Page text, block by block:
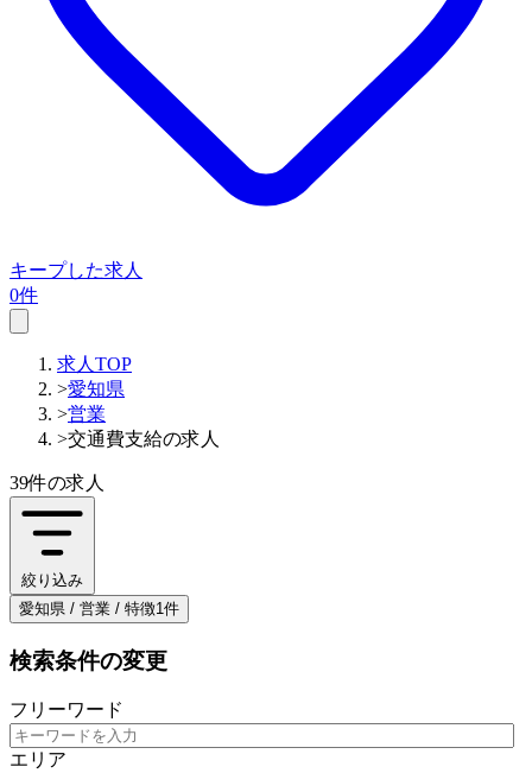
キープした求人
0件
求人TOP
>愛知県
>営業
>交通費支給の求人
39件の求人
絞り込み
愛知県 / 営業 / 特徴1件
検索条件の変更
フリーワード
エリア